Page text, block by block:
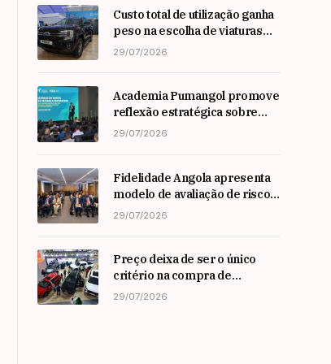
Custo total de utilização ganha
peso na escolha de viaturas
em angola
29/07/2026
Academia Pumangol promove
reflexão estratégica sobre
liderança e inovação com
29/07/2026
Fidelidade Angola apresenta
modelo de avaliação de risco
em Workshop da ARSEG
29/07/2026
Preço deixa de ser o único
critério na compra de
automóveis em angola
29/07/2026